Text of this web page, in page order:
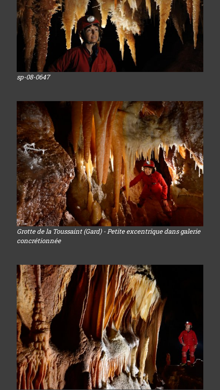
sp-08-0647
Grotte de la Toussaint (Gard) - Petite excentrique dans galerie
concrétionnée